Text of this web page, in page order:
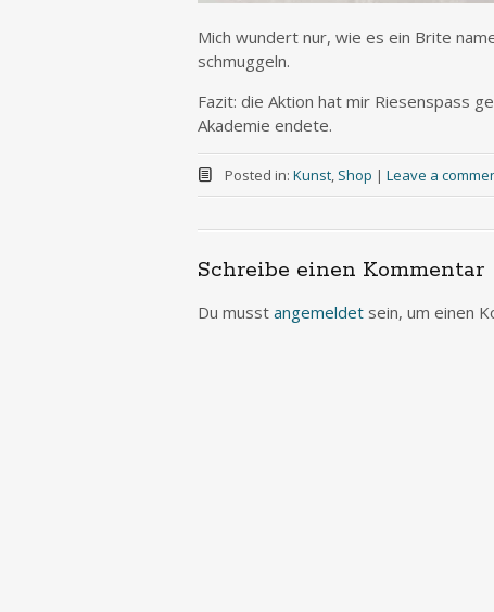
Mich wundert nur, wie es ein Brite
schmuggeln.
Fazit: die Aktion hat mir Riesenspass
Akademie endete.
Posted in: Kunst, Shop | Leave a
Schreibe einen Kommentar
Du musst angemeldet sein, um einen